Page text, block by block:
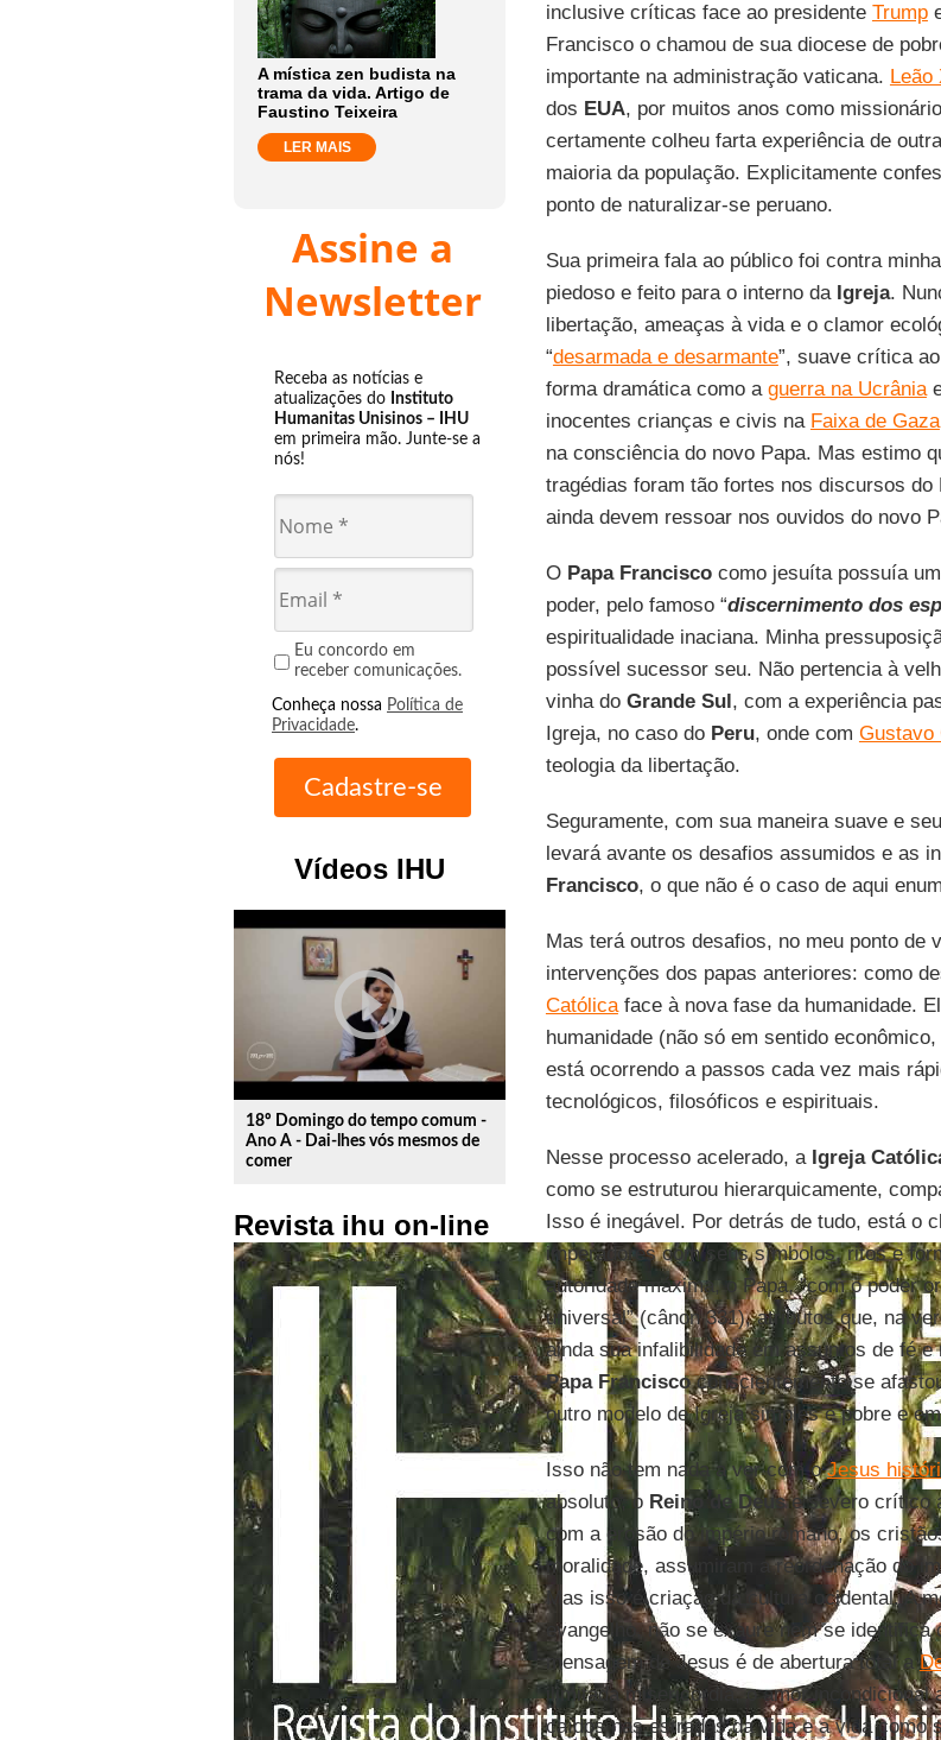
A mística zen budista na
trama da vida. Artigo de
Faustino Teixeira
LER MAIS
Assine a
Newsletter
Receba as notícias e
atualizações do Instituto
Humanitas Unisinos – IHU
em primeira mão. Junte-se a
nós!
Eu concordo em
receber comunicações.
Conheça nossa Política de
Privacidade.
Vídeos IHU
play_circle_outline
18º Domingo do tempo comum -
Ano A - Dai-lhes vós mesmos de
comer
Revista ihu on-line
inclusive críticas face ao presidente Trump
Francisco o chamou de sua diocese de
importante na administração vaticana. Leão
dos EUA, por muitos anos como
certamente colheu farta experiência de
maioria da população. Explicitamente
ponto de naturalizar-se peruano.
Sua primeira fala ao público foi contra
piedoso e feito para o interno da Igreja.
libertação, ameaças à vida e o clamor
“desarmada e desarmante”, suave crítica
forma dramática como a guerra na Ucrânia
inocentes crianças e civis na Faixa de Gaza
na consciência do novo Papa. Mas estimo
tragédias foram tão fortes nos discursos do
ainda devem ressoar nos ouvidos do novo
O Papa Franciscocomo jesuíta possuía
poder, pelo famoso “discernimento dos
espiritualidade inaciana. Minha
possível sucessor seu. Não pertencia à
vinha do Grande Sul, com a experiência
Igreja, no caso do Peru, onde com Gustavo
teologia da libertação.
Seguramente, com sua maneira suave e
levará avante os desafios assumidos e as
Francisco, o que não é o caso de aqui
Mas terá outros desafios, no meu ponto de
intervenções dos papas anteriores: como
Católicaface à nova fase da humanidade.
humanidade (não só em sentido
está ocorrendo a passos cada vez mais
tecnológicos, filosóficos e espirituais.
Nesse processo acelerado, a Igreja
como se estruturou hierarquicamente,
Isso é inegável. Por detrás de tudo, está o
imperadores com seus símbolos, ritos e
autoridade máxima, o Papa, ”com o poder
universal” (cânon 331), atributos que, na
ainda sua infalibilidade em assuntos de fé
Papa Franciscoconscientemente se
outro modelo de Igreja simples e pobre e
Isso não tem nada a ver com oJesus
absoluto, o Reino de Deuse severo crítico
com a erosão do império romano, os
moralidade, assumiram a reordenação do
Mas isso é criação da cultura ocidental. A
evangelho, não se exaure nem se
mensagem de Jesus é de abertura total a
ilimitada misericórdia, o amor incondicional
caídos nas estradas da vida e a vida como